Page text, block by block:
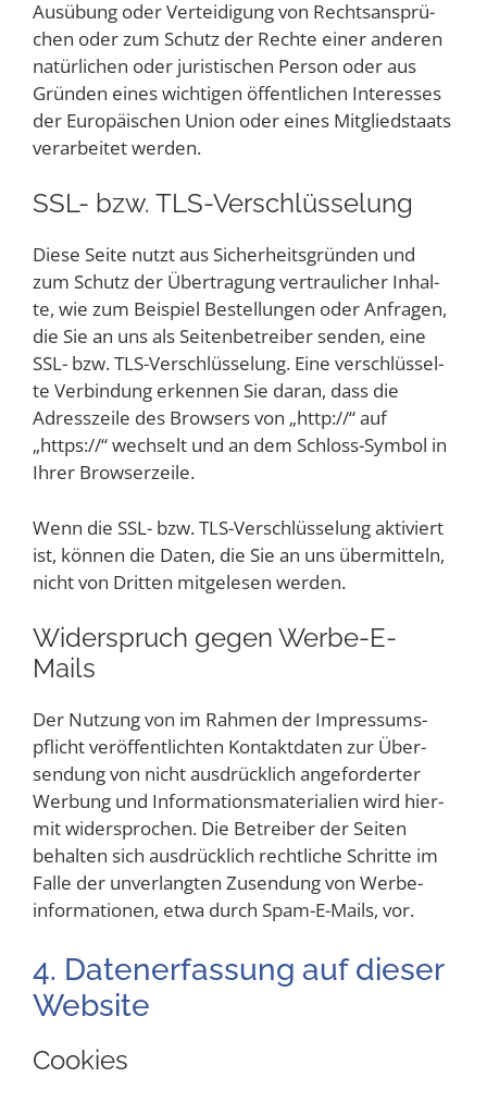
Aus­übung oder Ver­tei­di­gung von Rechts­an­sprü­
chen oder zum Schutz der Rech­te einer ande­ren
natür­li­chen oder juris­ti­schen Per­son oder aus
Grün­den eines wich­ti­gen öffent­li­chen Inter­es­ses
der Euro­päi­schen Uni­on oder eines Mit­glied­staats
ver­ar­bei­tet werden.
SSL- bzw. TLS-Verschlüsselung
Die­se Sei­te nutzt aus Sicher­heits­grün­den und
zum Schutz der Über­tra­gung ver­trau­li­cher Inhal­
te, wie zum Bei­spiel Bestel­lun­gen oder Anfra­gen,
die Sie an uns als Sei­ten­be­trei­ber sen­den, eine
SSL- bzw. TLS-Ver­schlüs­se­lung. Eine ver­schlüs­sel­
te Ver­bin­dung erken­nen Sie dar­an, dass die
Adress­zei­le des Brow­sers von „http://“ auf
„https://“ wech­selt und an dem Schloss-Sym­bol in
Ihrer Browserzeile.
Wenn die SSL- bzw. TLS-Ver­schlüs­se­lung akti­viert
ist, kön­nen die Daten, die Sie an uns über­mit­teln,
nicht von Drit­ten mit­ge­le­sen werden.
Wider­spruch gegen Werbe-E-
Mails
Der Nut­zung von im Rah­men der Impres­sums­
pflicht ver­öf­fent­lich­ten Kon­takt­da­ten zur Über­
sen­dung von nicht aus­drück­lich ange­for­der­ter
Wer­bung und Infor­ma­ti­ons­ma­te­ria­li­en wird hier­
mit wider­spro­chen. Die Betrei­ber der Sei­ten
behal­ten sich aus­drück­lich recht­li­che Schrit­te im
Fal­le der unver­lang­ten Zusen­dung von Wer­be­
infor­ma­tio­nen, etwa durch Spam-E-Mails, vor.
4. Daten­er­fas­sung auf die­ser
Website
Coo­kies